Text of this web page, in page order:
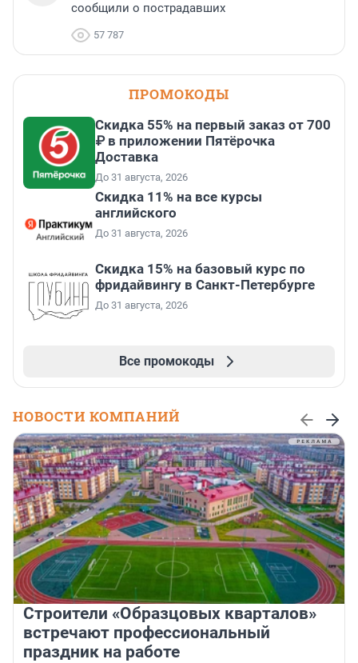
сообщили о пострадавших
57 787
ПРОМОКОДЫ
Скидка 55% на первый заказ от 700
₽ в приложении Пятёрочка
Доставка
До 31 августа, 2026
Скидка 11% на все курсы
английского
До 31 августа, 2026
Скидка 15% на базовый курс по
фридайвингу в Санкт-Петербурге
До 31 августа, 2026
Все промокоды
НОВОСТИ КОМПАНИЙ
Строители «Образцовых кварталов»
встречают профессиональный
праздник на работе